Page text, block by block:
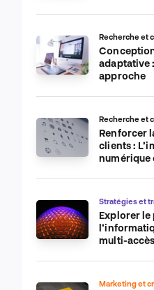
Recherche et
adaptative
approche
Recherche et
Renforcer
clients :
numérique
commerce
Stratégies et
Explorer
multi-
Marketing et